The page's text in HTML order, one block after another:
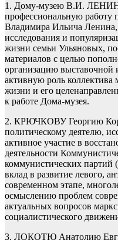
1. Дому-музею В.И.
профессиональную работу
Владимира Ильича Ленина,
исследования и
жизни семьи Ульяновых,
материалов с целью
организацию выставочной
активную роль коллектива
жизни и его
к работе Дома-музея.
2. КРЮЧКОВУ Георгию
политическому деятелю,
активное участие в
деятельности
коммунистических
вклад в развитие левого,
современном этапе,
осмыслению проблем
актуальных вопросов
социалистического
3. ЛОКОТЮ Анатолию